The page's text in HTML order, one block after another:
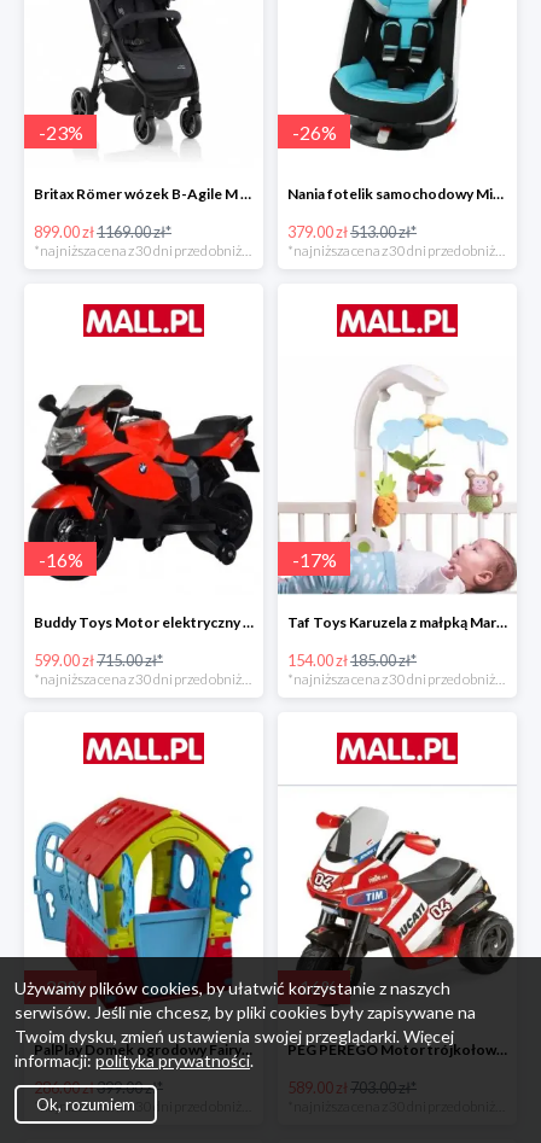
-23%
Britax Römer wózek B-Agile M Black Shadow 2020 -23%
899.00 zł1169.00 zł*
*najniższa cena z 30 dni przed obniżką
-26%
Nania fotelik samochodowy Migo Saturn Premium Sky -26%
379.00 zł513.00 zł*
*najniższa cena z 30 dni przed obniżką
-16%
Buddy Toys Motor elektryczny BMW K1300 BEC 6011 -16%
599.00 zł715.00 zł*
-17%
Taf Toys Karuzela z małpką Marco -16%
154.00 zł185.00 zł*
-28%
PalPlay Domek ogrodowy Fairy House -28%
286.00 zł399.00 zł*
-16%
PEG PEREGO Motor trójkołowy Ducati Desmosedici -16%
589.00 zł703.00 zł*
Używamy plików cookies, by ułatwić korzystanie z naszych
serwisów. Jeśli nie chcesz, by pliki cookies były zapisywane na
Twoim dysku, zmień ustawienia swojej przeglądarki. Więcej
informacji:polityka prywatności.
Ok, rozumiem